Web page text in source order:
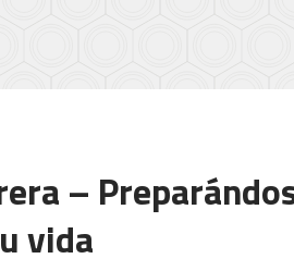
–
vida